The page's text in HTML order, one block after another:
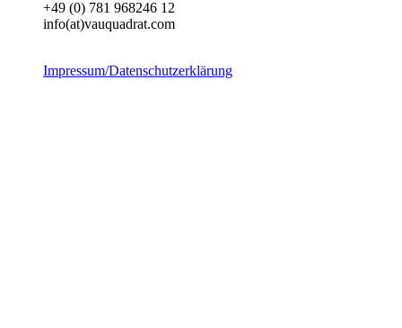
+49 (0) 781 968246 12
info(at)vauquadrat.com
Impressum/Datenschutzerklärung